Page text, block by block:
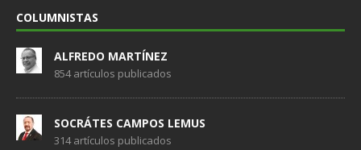
COLUMNISTAS
ALFREDO MARTÍNEZ
854 artículos publicados
SOCRÁTES CAMPOS LEMUS
314 artículos publicados